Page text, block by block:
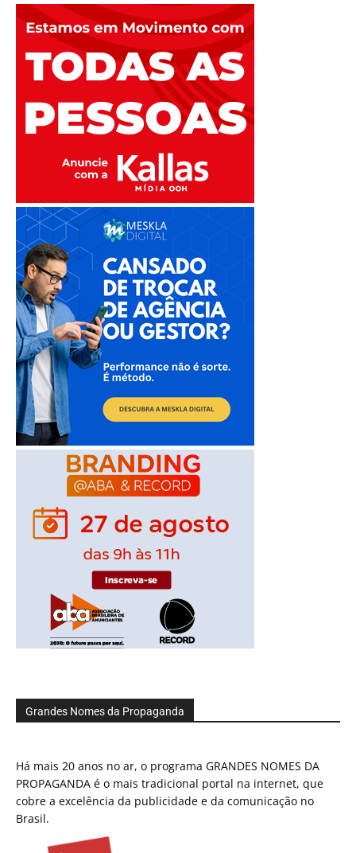
Grandes Nomes da Propaganda
Há mais 20 anos no ar, o programa GRANDES NOMES DA
PROPAGANDA é o mais tradicional portal na internet, que
cobre a excelência da publicidade e da comunicação no
Brasil.